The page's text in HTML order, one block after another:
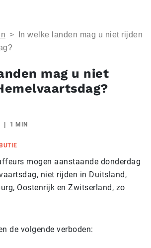
>
In welke landen mag u niet rijden
mag u niet
1 MIN
mogen aanstaande donderdag
niet rijden in Duitsland,
Oostenrijk en Zwitserland, zo
de volgende verboden: